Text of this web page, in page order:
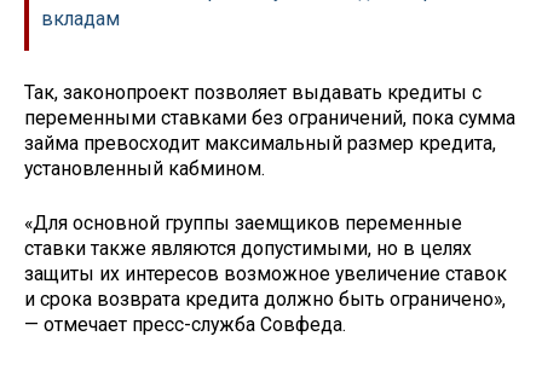
вкладам
Так, законопроект позволяет выдавать кредиты с
переменными ставками без ограничений, пока сумма
займа превосходит максимальный размер кредита,
установленный кабмином.
«Для основной группы заемщиков переменные
ставки также являются допустимыми, но в целях
защиты их интересов возможное увеличение ставок
и срока возврата кредита должно быть ограничено»,
— отмечает пресс-служба Совфеда.